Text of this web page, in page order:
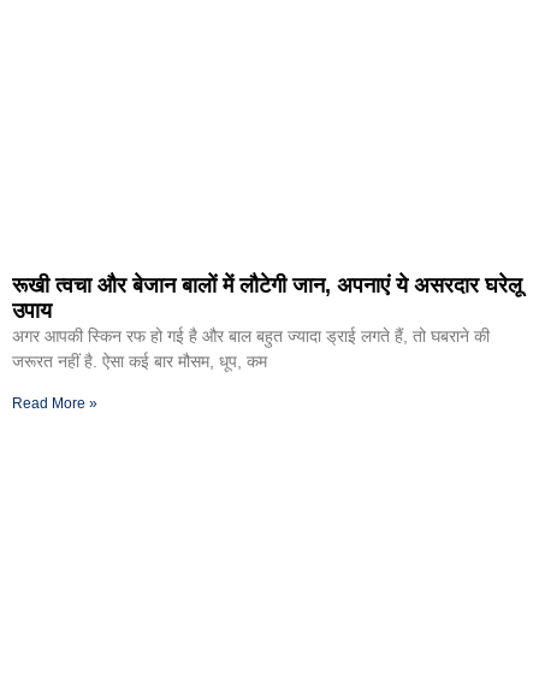
रूखी त्वचा और बेजान बालों में लौटेगी जान, अपनाएं ये असरदार घरेलू
उपाय
अगर आपकी स्किन रफ हो गई है और बाल बहुत ज्यादा ड्राई लगते हैं, तो घबराने की
जरूरत नहीं है. ऐसा कई बार मौसम, धूप, कम
Read More »